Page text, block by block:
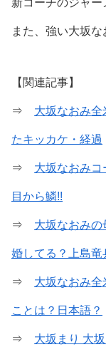
新コーチのジャー
また、強い大坂な
【関連記事】
⇒ 大坂なおみ
たキッカケ・経過
⇒ 大坂なおみ
目から鱗!!
⇒ 大坂なおみ
婚してる？上島竜
⇒ 大坂なおみ
ことは？日本語？
⇒ 大坂まり 大